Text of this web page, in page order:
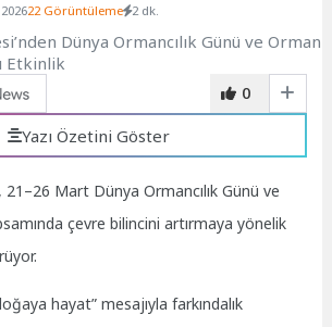
22 Görüntüleme 2 dk.
0
Yazı Özetini Göster
21–26 Mart Dünya Ormancılık Günü ve
çevre bilincini artırmaya yönelik
hayat” mesajıyla farkındalık